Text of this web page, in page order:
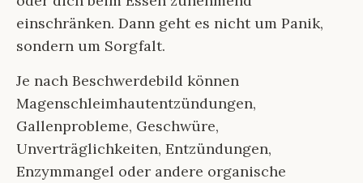
einschränken. Dann geht es nicht um Panik,
sondern um Sorgfalt.
Je nach Beschwerdebild können
Magenschleimhautentzündungen,
Gallenprobleme, Geschwüre,
Unverträglichkeiten, Entzündungen,
Enzymmangel oder andere organische